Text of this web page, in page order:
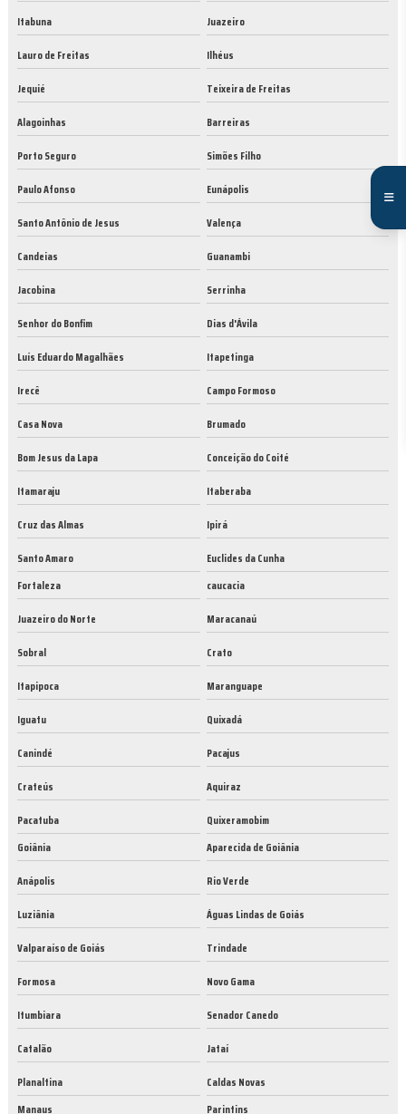
Itabuna
Juazeiro
Lauro de Freitas
Ilhéus
Jequié
Teixeira de Freitas
Alagoinhas
Barreiras
Porto Seguro
Simões Filho
Paulo Afonso
Eunápolis
Santo Antônio de Jesus
Valença
Candeias
Guanambi
Jacobina
Serrinha
Senhor do Bonfim
Dias d'Ávila
Luís Eduardo Magalhães
Itapetinga
Irecê
Campo Formoso
Casa Nova
Brumado
Bom Jesus da Lapa
Conceição do Coité
Itamaraju
Itaberaba
Cruz das Almas
Ipirá
Santo Amaro
Euclides da Cunha
Fortaleza
caucacia
Juazeiro do Norte
Maracanaú
Sobral
Crato
Itapipoca
Maranguape
Iguatu
Quixadá
Canindé
Pacajus
Crateús
Aquiraz
Pacatuba
Quixeramobim
Goiânia
Aparecida de Goiânia
Anápolis
Rio Verde
Luziânia
Águas Lindas de Goiás
Valparaíso de Goiás
Trindade
Formosa
Novo Gama
Itumbiara
Senador Canedo
Catalão
Jataí
Planaltina
Caldas Novas
Manaus
Parintins